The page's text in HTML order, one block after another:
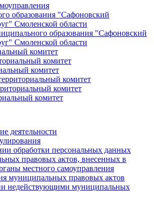
образования "Сафоновский
Смоленской области
образования "Сафоновский
Смоленской области
комитет
комитет
комитет
комитет
комитет
комитет
деятельности
обработки персональных данных
правовых актов, внесенных в
местного самоуправления
муниципальных правовых актов
недействующими муниципальных